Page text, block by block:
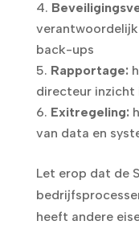
back-ups
Rapportage:
directeur inzicht
Exitregeling:
van data en
Let erop dat de
heeft andere